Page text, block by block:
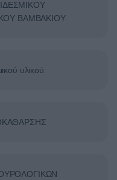
ΒΑΜΒΑΚΙΟΥ
υλικού